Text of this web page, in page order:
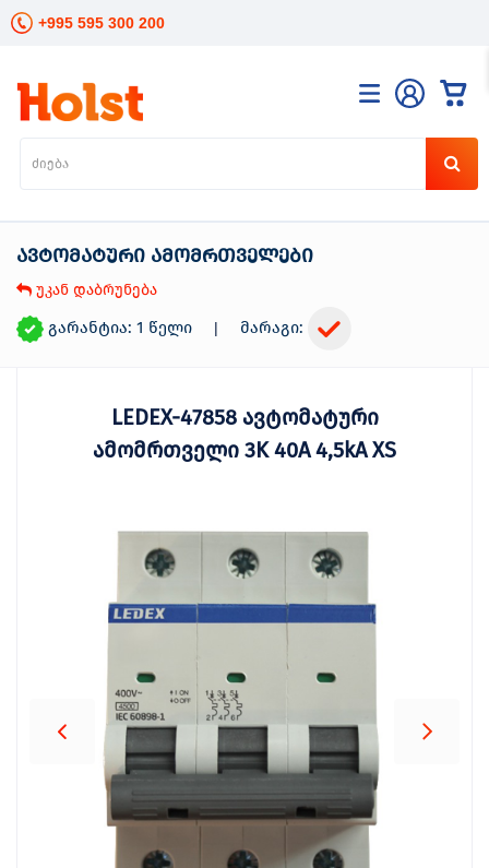
+995 595 300 200
ავტომატური ამომრთველები
უკან დაბრუნება
გარანტია: 1 წელი | მარაგი:
LEDEX-47858 ავტომატური
ამომრთველი 3K 40A 4,5kA XS
კატალოგი
განათება
ინსტრუმენტები
ელექტრო
მოვლა
მცენარეთა
სოც.